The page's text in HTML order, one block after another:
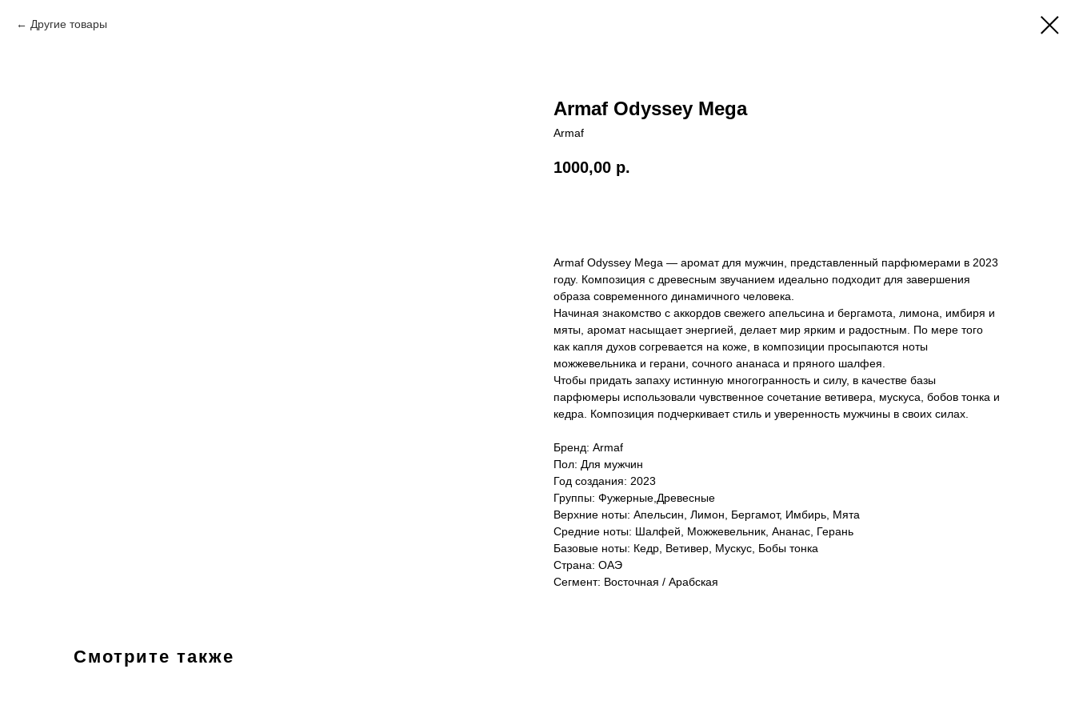
Другие товары
Armaf Odyssey Mega
Armaf
1000,00 р.
Armaf Odyssey Mega — аромат для мужчин, представленный парфюмерами в 2023
году. Композиция с древесным звучанием идеально подходит для завершения
образа современного динамичного человека.
Начиная знакомство с аккордов свежего апельсина и бергамота, лимона, имбиря и
мяты, аромат насыщает энергией, делает мир ярким и радостным. По мере того
как капля духов согревается на коже, в композиции просыпаются ноты
можжевельника и герани, сочного ананаса и пряного шалфея.
Чтобы придать запаху истинную многогранность и силу, в качестве базы
парфюмеры использовали чувственное сочетание ветивера, мускуса, бобов тонка и
кедра. Композиция подчеркивает стиль и уверенность мужчины в своих силах.
Бренд: Armaf
Пол: Для мужчин
Год создания: 2023
Группы: Фужерные,Древесные
Верхние ноты: Апельсин, Лимон, Бергамот, Имбирь, Мята
Средние ноты: Шалфей, Можжевельник, Ананас, Герань
Базовые ноты: Кедр, Ветивер, Мускус, Бобы тонка
Страна: ОАЭ
Сегмент: Восточная / Арабская
Смотрите также